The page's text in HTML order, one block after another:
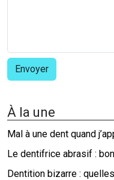
À la une
Mal à une dent quand
Le dentifrice abrasif :
Dentition bizarre :